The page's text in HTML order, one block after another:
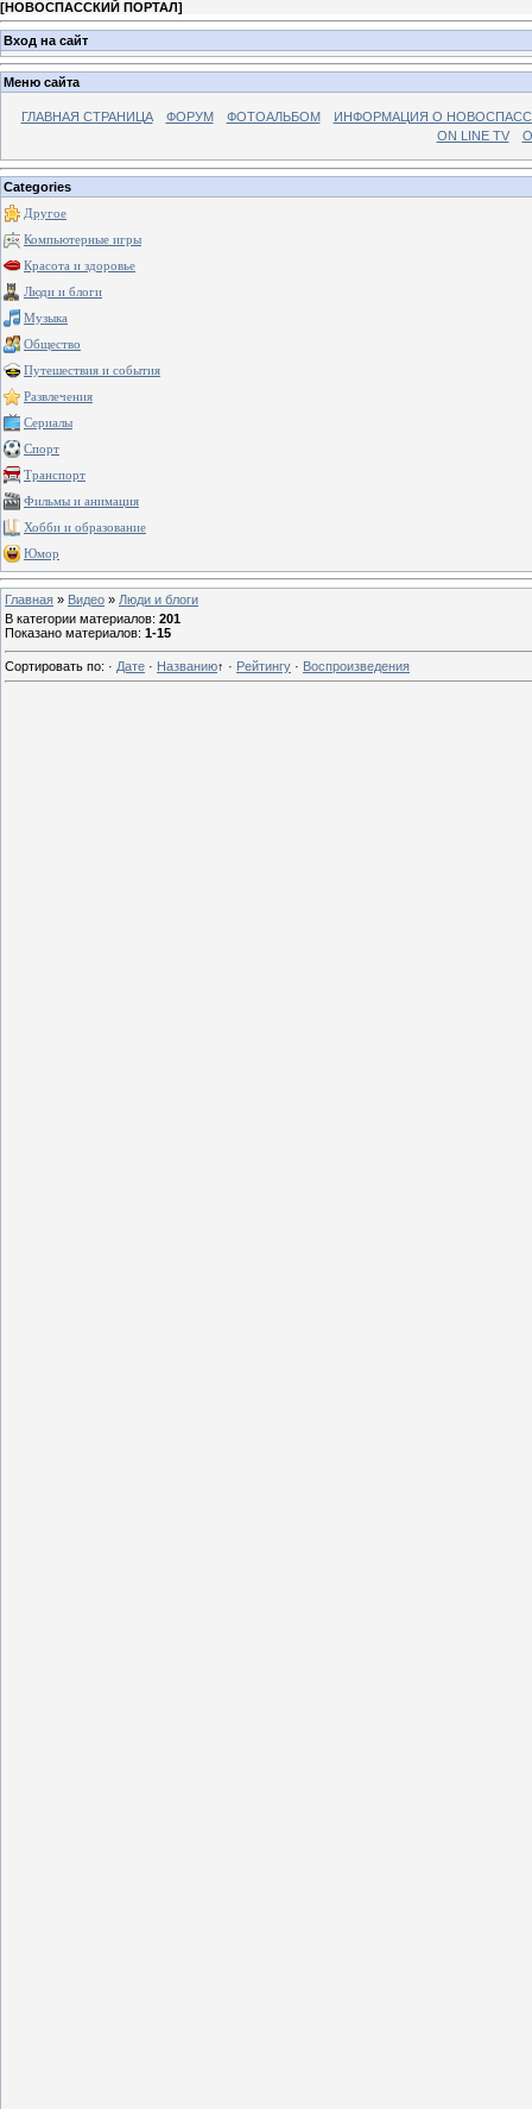
[НОВОСПАССКИЙ ПОРТАЛ]
Вход на сайт
Меню сайта
ГЛАВНАЯ СТРАНИЦА ФОРУМ ФОТОАЛЬБОМ
ИНФОРМАЦИЯ О
ON LINE TV
Categories
Другое
Компьютерные игры
Красота и здоровье
Люди и блоги
Музыка
Общество
Путешествия и события
Развлечения
Сериалы
Спорт
Транспорт
Фильмы и анимация
Хобби и образование
Юмор
Главная » Видео » Люди и блоги
В категории материалов: 201
Показано материалов: 1-15
Сортировать по: · Дате · Названию↑ · Рейтингу · Воспроизведения